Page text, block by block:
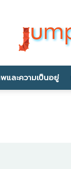
และความเป็นอยู่